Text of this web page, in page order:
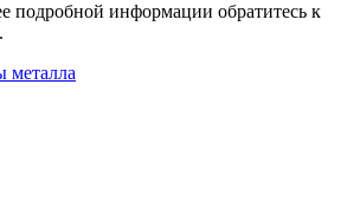
подробной информации обратитесь к
металла